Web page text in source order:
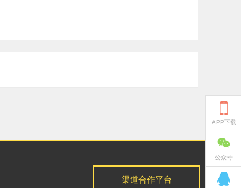
渠道合作平台

APP下载

公众号
